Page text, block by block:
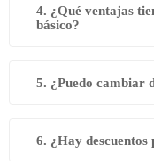
4. ¿Qué ventajas
básico?
5. ¿Puedo cambiar
6. ¿Hay